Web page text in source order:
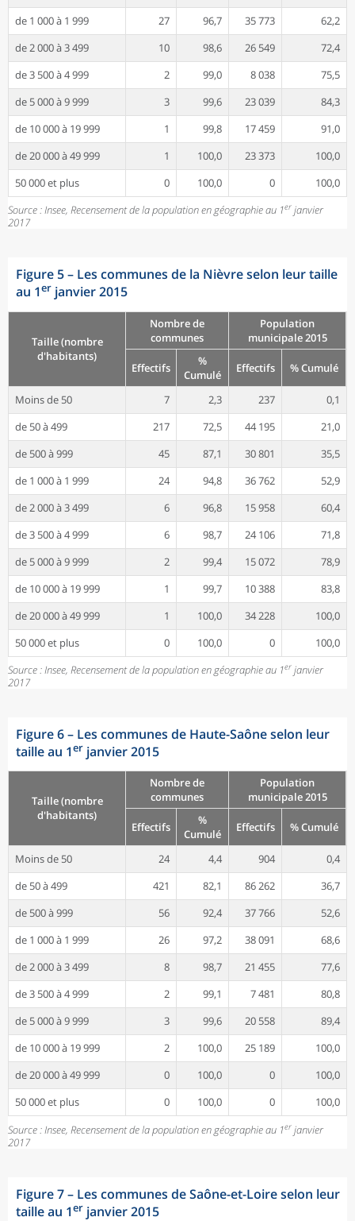
de 1 000 à 1 999
27 96,7 35 773
62,2
de 2 000 à 3 499
10 98,6 26 549
72,4
de 3 500 à 4 999
2 99,0 8 038
75,5
de 5 000 à 9 999
3 99,6 23 039
84,3
de 10 000 à 19 999
1 99,8 17 459
91,0
de 20 000 à 49 999
1 100,0 23 373
100,0
50 000 et plus
0 100,0 0
100,0
Source : Insee, Recensement de la population en géographie au 1er janvier
2017
Figure 5– Les communes de la Nièvre selon leur taille
au 1er janvier 2015
Taille (nombre
d'habitants)
Nombre de
communes
Population
municipale 2015
Effectifs
%
Cumulé
Effectifs % Cumulé
Moins de 50 7 2,3 237
0,1
de 50 à 499
217 72,5 44 195
21,0
de 500 à 999
45 87,1 30 801
35,5
de 1 000 à 1 999
24 94,8 36 762
52,9
de 2 000 à 3 499
6 96,8 15 958
60,4
de 3 500 à 4 999
6 98,7 24 106
71,8
de 5 000 à 9 999
2 99,4 15 072
78,9
de 10 000 à 19 999
1 99,7 10 388
83,8
de 20 000 à 49 999
1 100,0 34 228
100,0
50 000 et plus
0 100,0 0
100,0
Source : Insee, Recensement de la population en géographie au 1er janvier
2017
Figure 6– Les communes de Haute-Saône selon leur
taille au 1er janvier 2015
Taille (nombre
d'habitants)
Nombre de
communes
Population
municipale 2015
Effectifs
%
Cumulé
Effectifs % Cumulé
Moins de 50 24 4,4 904
0,4
de 50 à 499
421 82,1 86 262
36,7
de 500 à 999
56 92,4 37 766
52,6
de 1 000 à 1 999
26 97,2 38 091
68,6
de 2 000 à 3 499
8 98,7 21 455
77,6
de 3 500 à 4 999
2 99,1 7 481
80,8
de 5 000 à 9 999
3 99,6 20 558
89,4
de 10 000 à 19 999
2 100,0 25 189
100,0
de 20 000 à 49 999
0 100,0 0
100,0
50 000 et plus
0 100,0 0
100,0
Source : Insee, Recensement de la population en géographie au 1er janvier
2017
Figure 7– Les communes de Saône-et-Loire selon leur
taille au 1er janvier 2015